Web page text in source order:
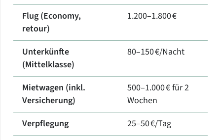
Flug (Economy,
retour)
1.200–1.800 €
Unterkünfte
(Mittelklasse)
80–150 €/Nacht
Mietwagen (inkl.
Versicherung)
500–1.000 € für 2
Wochen
Verpflegung
25–50 €/Tag